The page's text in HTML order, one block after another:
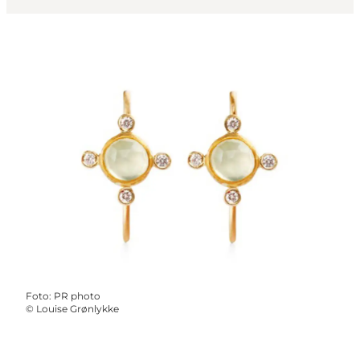
Foto: PR photo
© Louise Grønlykke